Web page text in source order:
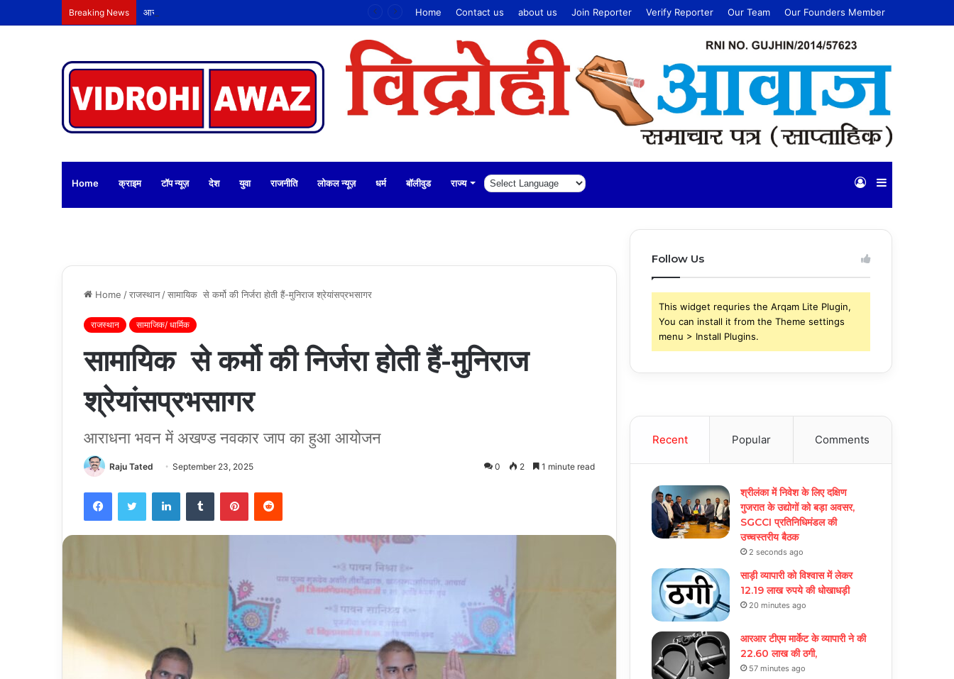
Breaking News आरआर टीएम मार्केट के व्यापारी ने की 22.60 लाख की ठगी, Home Contact us about us Join Reporter Verify Reporter Our Team Our Founders Member
Home क्राइम टॉप न्यूज़ देश युवा राजनीति लोकल न्यूज़ धर्म बॉलीवुड राज्य Sidebar
Log
Home /राजस्थान/सामायिक से कर्मो की निर्जरा होती हैं-मुनिराज श्रेयांसप्रभसागर
राजस्थान सामाजिक/ धार्मिक
सामायिक से कर्मो की निर्जरा होती हैं-मुनिराज
श्रेयांसप्रभसागर
आराधना भवन में अखण्ड नवकार जाप का हुआ आयोजन
Raju Tated September 23, 2025 0 2 1 minute read
FacebookTwitter LinkedInTumblr PinterestReddit
Follow Us
This widget requries the Arqam Lite Plugin,
You can install it from the Theme settings
menu > Install Plugins.
Recent Popular Comments
श्रीलंका में निवेश के लिए दक्षिण
गुजरात के उद्योगों को बड़ा अवसर,
SGCCI प्रतिनिधिमंडल की
उच्चस्तरीय बैठक
2 seconds ago
साड़ी व्यापारी को विश्वास में लेकर
12.19 लाख रुपये की धोखाधड़ी
20 minutes ago
आरआर टीएम मार्केट के व्यापारी ने की
22.60 लाख की ठगी,
57 minutes ago